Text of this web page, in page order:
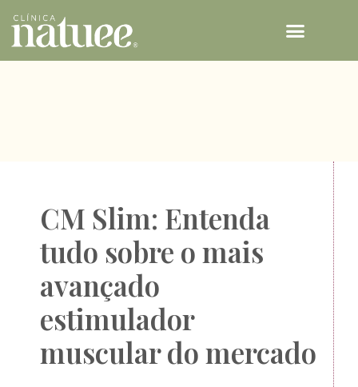
CM Slim: Entenda
tudo sobre o mais
avançado
estimulador
muscular do mercado